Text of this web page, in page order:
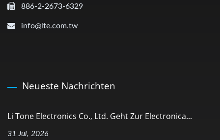
886-2-2673-6329
info@lte.com.tw
Neueste Nachrichten
Li Tone Electronics Co., Ltd. Geht Zur Electronica...
31 Jul, 2026